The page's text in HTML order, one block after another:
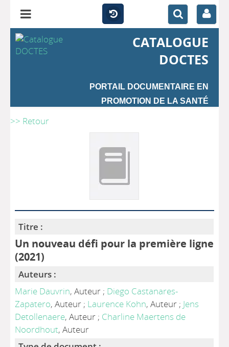
CATALOGUE
DOCTES
PORTAIL DOCUMENTAIRE EN
PROMOTION DE LA SANTÉ
>> Retour
Titre :
Un nouveau défi pour la première ligne
(2021)
Auteurs :
Marie Dauvrin, Auteur ; Diego Castanares-
Zapatero, Auteur ; Laurence Kohn, Auteur ; Jens
Detollenaere, Auteur ; Charline Maertens de
Noordhout, Auteur